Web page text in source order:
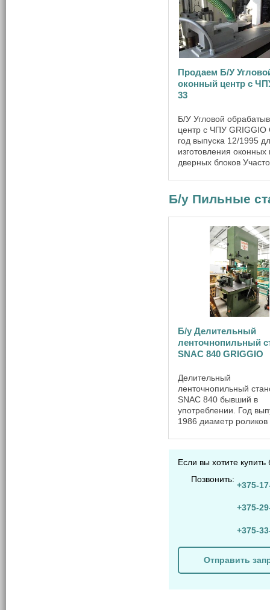
Продаем Б/У
оконный центр с
33
Б/У Угловой
центр с ЧПУ GRIGGIO
год выпуска 12/1995
изготовления оконных
дверных блоков
диаметр пилы мм 400
скорость вращения
3000 горизонтальный
Б/у Пильные
Б/у Делительный
ленточнопильный
SNAC 840 GRIGGIO
Делительный
ленточнопильный
SNAC 840 бывший в
употреблении. Год
1986 диаметр
вальцов 1 стол
на ° 45 частота
шкивов об/мин 630 ...
Если вы хотите
Позвонить:
+375-
+375-
+375-
Отправить